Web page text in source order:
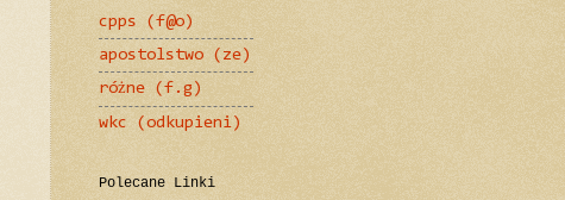
cpps (f@o)
apostolstwo (ze)
różne (f.g)
wkc (odkupieni)
Polecane Linki